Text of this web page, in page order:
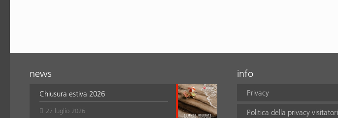
news
Chiusura estiva 2026
27 luglio 2026
info
Privacy
Politica della privacy visitatori